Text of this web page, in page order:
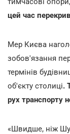
цей час
Мер Києва
зобов'язання
термінів
об'єкту столиці.
рух транспорту
«Швидше, ніж